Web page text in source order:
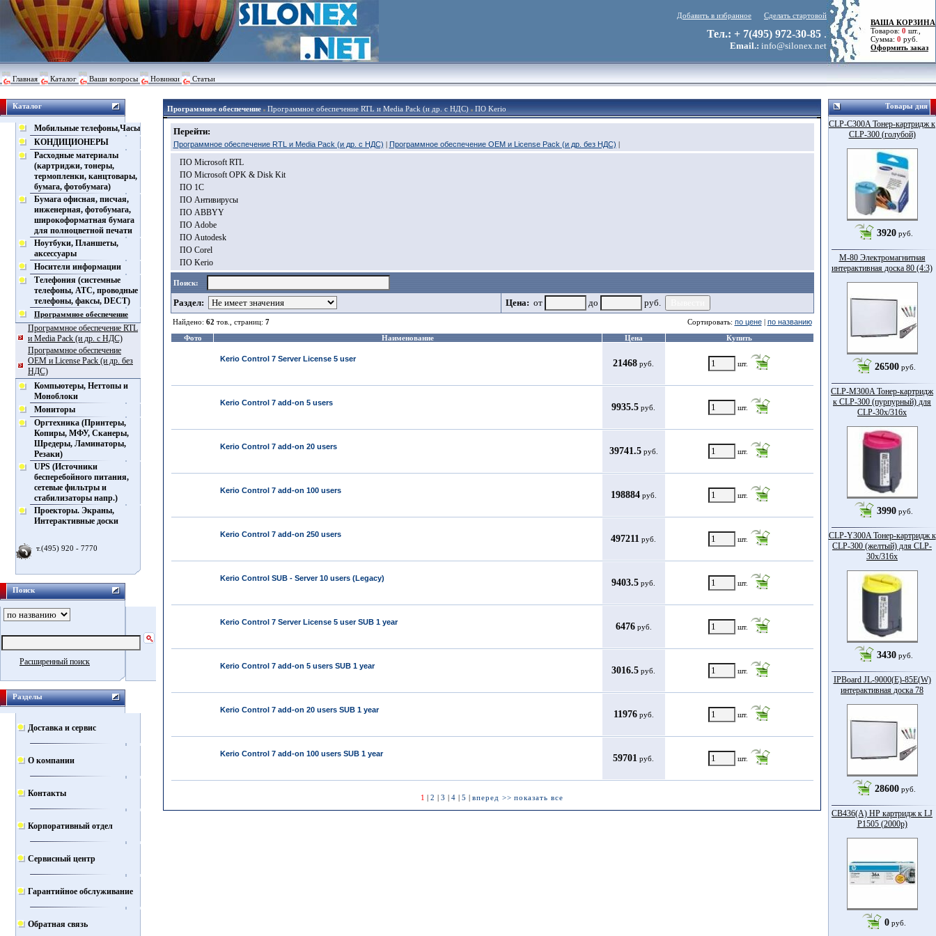
Добавить в избранное Сделать стартовой
Тел.: + 7(495) 972-30-85 .
Email.: info@silonex.net
Главная Каталог Ваши вопросы Новинки Статьи
ВАША КОРЗИНА
Товаров: 0 шт.,
Сумма: 0 руб.
Оформить заказ
Каталог
Мобильные телефоны,Часы
КОНДИЦИОНЕРЫ
Расходные материалы
(картриджи, тонеры,
термопленки, канцтовары,
бумага, фотобумага)
Бумага офисная, писчая,
инженерная, фотобумага,
широкоформатная бумага
для полноцветной печати
Ноутбуки, Планшеты,
аксессуары
Носители информации
Телефония (системные
телефоны, АТС, проводные
телефоны, факсы, DECT)
Программное обеспечение
Программное обеспечение RTL
и Media Pack (и др. с НДС)
Программное обеспечение
OEM и License Pack (и др. без
НДС)
Компьютеры, Неттопы и
Моноблоки
Мониторы
Оргтехника (Принтеры,
Копиры, МФУ, Сканеры,
Шредеры, Ламинаторы,
Резаки)
UPS (Источники
бесперебойного питания,
сетевые фильтры и
стабилизаторы напр.)
Проекторы. Экраны,
Интерактивные доски
т.(495) 920 - 7770
Поиск
Расширенный поиск
Разделы
Доставка и сервис
О компании
Контакты
Корпоративный отдел
Сервисный центр
Гарантийное обслуживание
Обратная связь
Программное обеспечение Программное обеспечение RTL и Media Pack (и др. с НДС) ПО Kerio
Перейти:
Программное обеспечение RTL и Media Pack (и др. с НДС) | Программное обеспечение OEM и License Pack (и др. без НДС) |
ПО Microsoft RTL
ПО Microsoft OPK & Disk Kit
ПО 1С
ПО Антивирусы
ПО ABBYY
ПО Adobe
ПО Autodesk
ПО Corel
ПО Kerio
Поиск:
Раздел: Цена: от до руб.
Найдено: 62 тов., страниц: 7 Сортировать: по цене| по названию
Фото
Наименование Цена Купить
Kerio Control 7 Server License 5 user 21468 руб. шт.
Kerio Control 7 add-on 5 users 9935.5 руб. шт.
Kerio Control 7 add-on 20 users 39741.5 руб. шт.
Kerio Control 7 add-on 100 users 198884 руб. шт.
Kerio Control 7 add-on 250 users 497211 руб. шт.
Kerio Control SUB - Server 10 users (Legacy) 9403.5 руб. шт.
Kerio Control 7 Server License 5 user SUB 1 year 6476 руб. шт.
Kerio Control 7 add-on 5 users SUB 1 year 3016.5 руб. шт.
Kerio Control 7 add-on 20 users SUB 1 year 11976 руб. шт.
Kerio Control 7 add-on 100 users SUB 1 year 59701 руб. шт.
1 | 2 | 3 | 4 | 5 | вперед >> показать все
Товары дня
CLP-C300A Тонер-картридж к
CLP-300 (голубой)
3920 руб.
M-80 Электромагнитная
интерактивная доска 80 (4:3)
26500 руб.
CLP-M300A Тонер-картридж
к CLP-300 (пурпурный) для
CLP-30x/316x
3990 руб.
CLP-Y300A Тонер-картридж к
CLP-300 (желтый) для CLP-
30x/316x
3430 руб.
IPBoard JL-9000(E)-85Е(W)
интерактивная доска 78
28600 руб.
CB436(A) HP картридж к LJ
P1505 (2000p)
0 руб.